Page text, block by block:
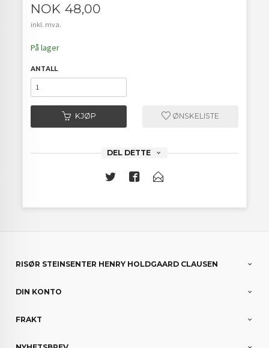
Pris
NOK 48,00
inkl. mva.
På lager
ANTALL
KJØP ØNSKELISTE
DEL DETTE
RISØR STEINSENTER HENRY HOLDGAARD CLAUSEN
DIN KONTO
FRAKT